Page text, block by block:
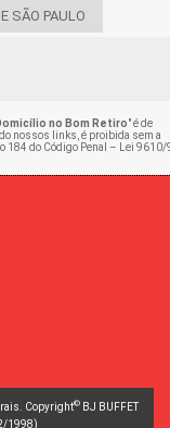
SÃO PAULO
no Bom Retiro" é de
nossos links, é proibida sem a
184 do Código Penal –
Lei 9610/
Copyright© BJ BUFFET
1998)